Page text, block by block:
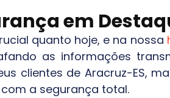
em
quanto hoje, e na nossa
as informações
clientes de Aracruz-ES,
a segurança total.